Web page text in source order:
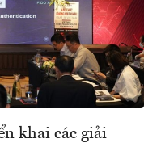
khai các giải